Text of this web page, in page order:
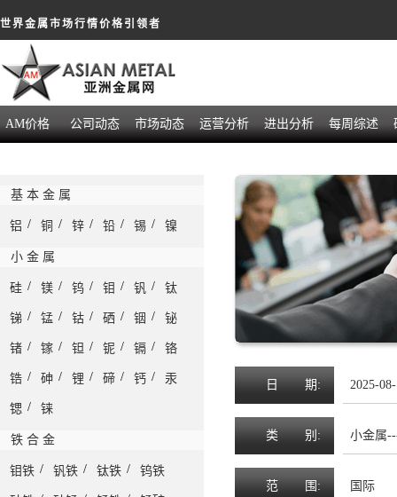
世界金属市场行情价格引领者
AM价格 公司动态 市场动态 运营分析 进出分析 每周综述
基 本 金 属
铝 / 铜 / 锌 / 铅 / 锡 / 镍
小 金 属
硅 / 镁 / 钨 / 钼 / 钒 / 钛
锑 / 锰 / 钴 / 硒 / 铟 / 铋
锗 / 镓 / 钽 / 铌 / 镉 / 铬
锆 / 砷 / 锂 / 碲 / 钙 / 汞
锶 / 铼
铁 合 金
钼铁 / 钒铁 / 钛铁 / 钨铁
日 期: 2025-
类 别: 小金属
范 围 : 国际